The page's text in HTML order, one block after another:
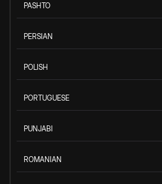
PASHTO
PERSIAN
POLISH
PORTUGUESE
PUNJABI
ROMANIAN